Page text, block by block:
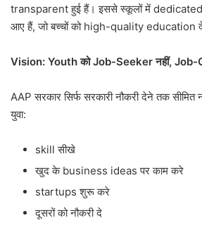
transparent हुई हैं। इससे स्कूलों में
आए हैं, जो बच्चों को high-quality education
Vision: YouthकोJob-Seekerनहीं,
AAP सरकार सिर्फ सरकारी नौकरी देने तक सीमित
युवा:
skill सीखे
खुद के business ideas पर काम करे
startups शुरू करे
दूसरों को नौकरी दे